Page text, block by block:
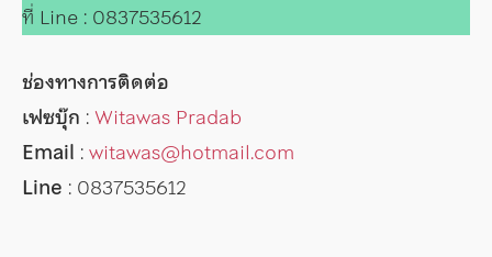
ที่ Line : 0837535612
ช่องทางการติดต่อ
เฟซบุ๊ก :Witawas Pradab
Email :witawas@hotmail.com
Line : 0837535612